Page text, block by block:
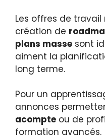
Les offres de
création de
plans masse sont
aiment la
long terme.
Pour un
annonces
acompte ou de
formation avancés.